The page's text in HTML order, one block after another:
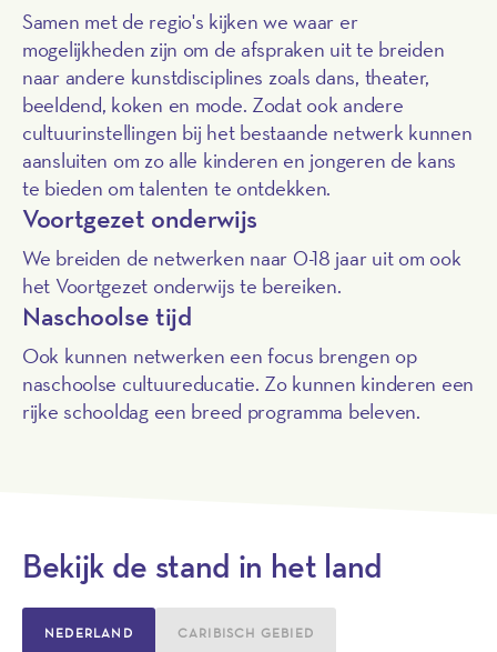
Samen met de regio's kijken we waar er
mogelijkheden zijn om de afspraken uit te breiden
naar andere kunstdisciplines zoals dans, theater,
beeldend, koken en mode. Zodat ook andere
cultuurinstellingen bij het bestaande netwerk kunnen
aansluiten om zo alle kinderen en jongeren de kans
te bieden om talenten te ontdekken.
Voortgezet onderwijs
We breiden de netwerken naar 0-18 jaar uit om ook
het Voortgezet onderwijs te bereiken.
Naschoolse tijd
Ook kunnen netwerken een focus brengen op
naschoolse cultuureducatie. Zo kunnen kinderen een
rijke schooldag een breed programma beleven.
Bekijk de stand in het land
NEDERLAND CARIBISCH GEBIED